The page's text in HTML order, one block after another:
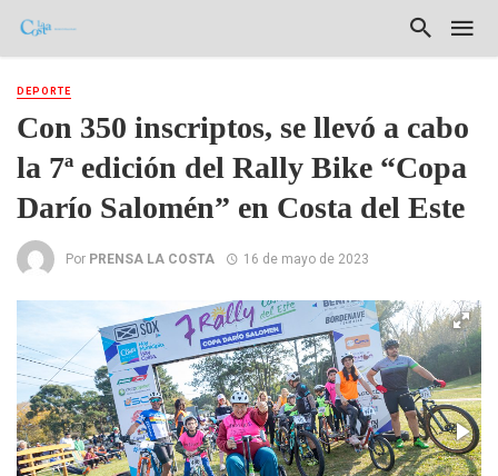
DEPORTE
Con 350 inscriptos, se llevó a cabo
la 7ª edición del Rally Bike “Copa
Darío Salomén” en Costa del Este
Por PRENSA LA COSTA 16 de mayo de 2023